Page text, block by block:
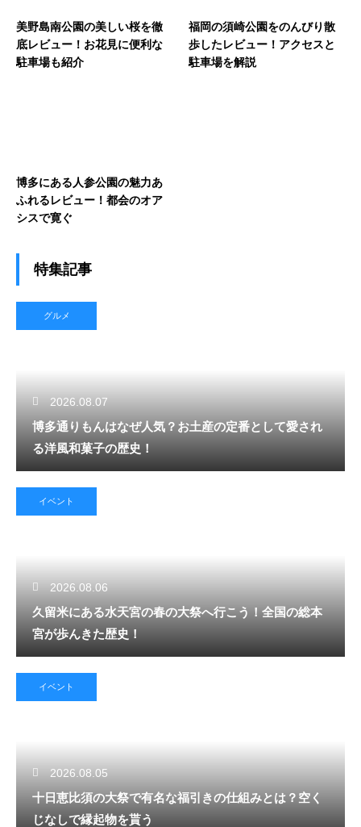
美野島南公園の美しい桜を徹
底レビュー！お花見に便利な
駐車場も紹介
福岡の須崎公園をのんびり散
歩したレビュー！アクセスと
駐車場を解説
博多にある人参公園の魅力あ
ふれるレビュー！都会のオア
シスで寛ぐ
特集記事
グルメ
2026.08.07
博多通りもんはなぜ人気？お土産の定番として愛され
る洋風和菓子の歴史！
イベント
2026.08.06
久留米にある水天宮の春の大祭へ行こう！全国の総本
宮が歩んきた歴史！
イベント
2026.08.05
十日恵比須の大祭で有名な福引きの仕組みとは？空く
じなしで縁起物を貰う